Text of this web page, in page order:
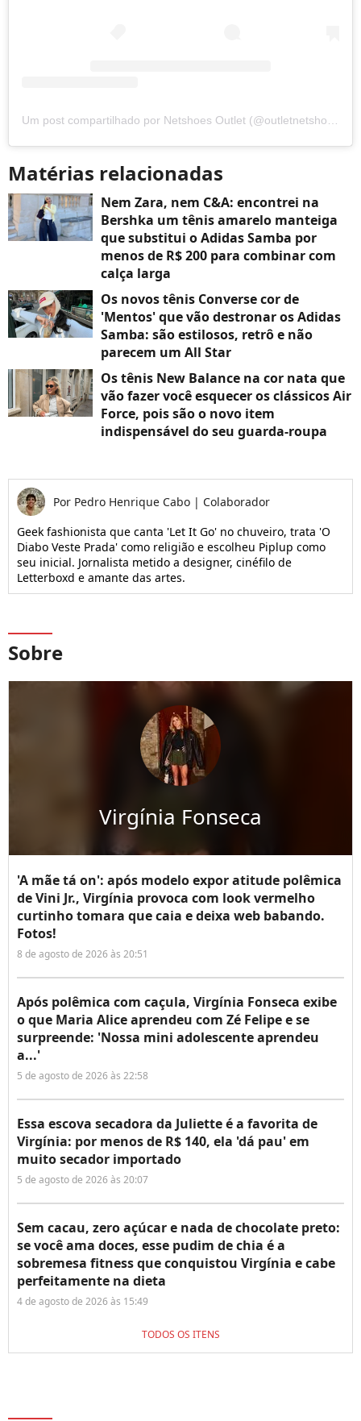
Matérias relacionadas
Nem Zara, nem C&A: encontrei na
Bershka um tênis amarelo manteiga
que substitui o Adidas Samba por
menos de R$ 200 para combinar com
calça larga
Os novos tênis Converse cor de
'Mentos' que vão destronar os Adidas
Samba: são estilosos, retrô e não
parecem um All Star
Os tênis New Balance na cor nata que
vão fazer você esquecer os clássicos Air
Force, pois são o novo item
indispensável do seu guarda-roupa
Por Pedro Henrique Cabo | Colaborador
Geek fashionista que canta 'Let It Go' no chuveiro, trata 'O
Diabo Veste Prada' como religião e escolheu Piplup como
seu inicial. Jornalista metido a designer, cinéfilo de
Letterboxd e amante das artes.
Sobre
Virgínia Fonseca
'A mãe tá on': após modelo expor atitude polêmica
de Vini Jr., Virgínia provoca com look vermelho
curtinho tomara que caia e deixa web babando.
Fotos!
8 de agosto de 2026 às 20:51
Após polêmica com caçula, Virgínia Fonseca exibe
o que Maria Alice aprendeu com Zé Felipe e se
surpreende: 'Nossa mini adolescente aprendeu
a...'
5 de agosto de 2026 às 22:58
Essa escova secadora da Juliette é a favorita de
Virgínia: por menos de R$ 140, ela 'dá pau' em
muito secador importado
5 de agosto de 2026 às 20:07
Sem cacau, zero açúcar e nada de chocolate preto:
se você ama doces, esse pudim de chia é a
sobremesa fitness que conquistou Virgínia e cabe
perfeitamente na dieta
4 de agosto de 2026 às 15:49
TODOS OS ITENS